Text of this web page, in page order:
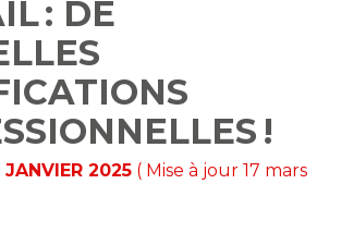
: DE
!
JANVIER 2025 ( Mise à jour 17 mars